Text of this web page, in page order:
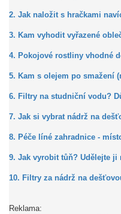
2. Jak naložit s hračkami
3. Kam vyhodit vyřazené
4. Pokojové rostliny vhodné
5. Kam s olejem po smažení
6. Filtry na studniční vodu?
7. Jak si vybrat nádrž na
8. Péče líné zahradnice -
9. Jak vyrobit tůň? Udělejte ji
10. Filtry za nádrž na
Reklama: